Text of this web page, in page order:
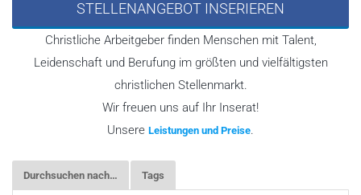
STELLENANGEBOT INSERIEREN
Christliche Arbeitgeber finden Menschen mit Talent,
Leidenschaft und Berufung im größten und vielfältigsten
christlichen Stellenmarkt.
Wir freuen uns auf Ihr Inserat!
Unsere Leistungen und Preise.
Durchsuchen nach… Tags